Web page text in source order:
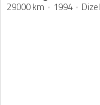
29000 km 1994 Dizel